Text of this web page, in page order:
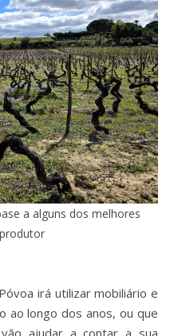
a alguns dos melhores
irá utilizar mobiliário e
ao longo dos anos, ou que
ajudar a contar a sua